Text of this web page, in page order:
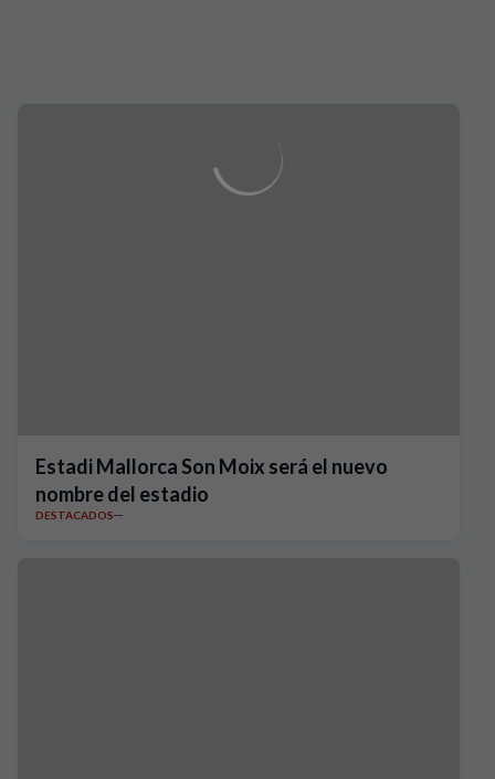
Estadi Mallorca Son Moix será el nuevo
nombre del estadio
DESTACADOS